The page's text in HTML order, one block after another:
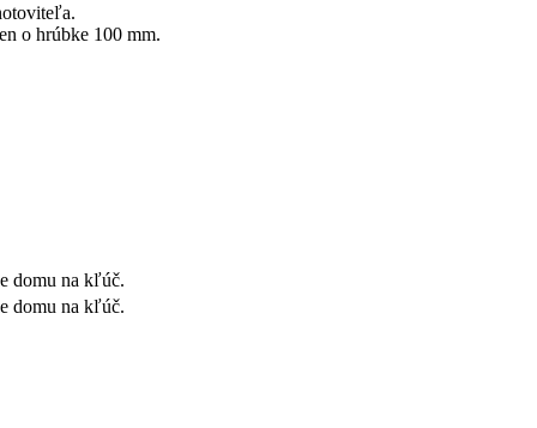
o hrúbke 100 mm.
domu na kľúč.
domu na kľúč.